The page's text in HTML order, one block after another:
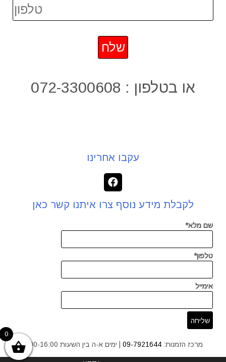
או בטלפון : 072-3300608
עקבו אחרינו
לקבלת מידע נוסף צרו איתנו קשר כאן
שם מלא*
טלפון*
אימייל
מרכז הזמנות: 09-7921644 | ימים א-ה בין השעות 9:00-16:00
0